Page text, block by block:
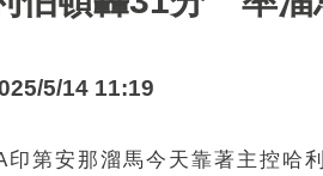
5/14 11:19
印第安那溜馬今天靠著主控哈